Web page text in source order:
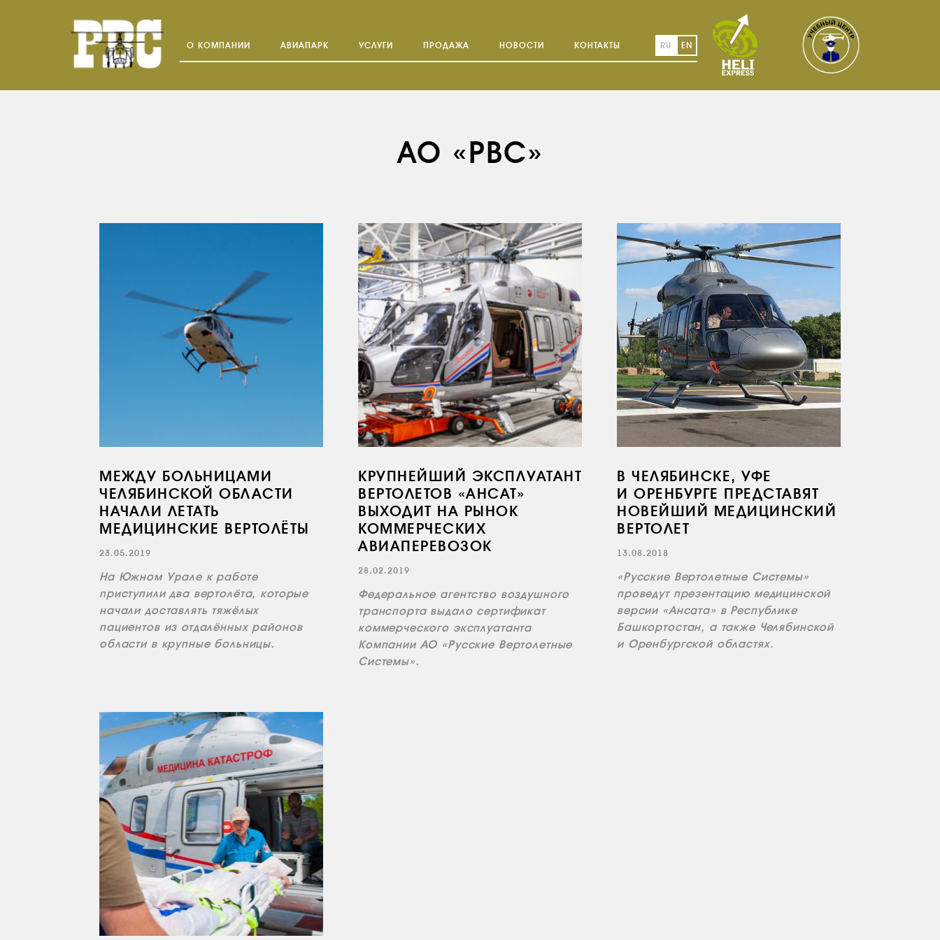
О КОМПАНИИ АВИАПАРК УСЛУГИ ПРОДАЖА НОВОСТИ КОНТАКТЫ RU EN
АО «РВС»
МЕЖДУ БОЛЬНИЦАМИ
ЧЕЛЯБИНСКОЙ ОБЛАСТИ
НАЧАЛИ ЛЕТАТЬ
МЕДИЦИНСКИЕ ВЕРТОЛЁТЫ
23.05.2019
На Южном Урале к работе
приступили два вертолёта, которые
начали доставлять тяжёлых
пациентов из отдалённых районов
области в крупные больницы.
КРУПНЕЙШИЙ ЭКСПЛУАТАНТ
ВЕРТОЛЕТОВ «АНСАТ»
ВЫХОДИТ НА РЫНОК
КОММЕРЧЕСКИХ
АВИАПЕРЕВОЗОК
28.02.2019
Федеральное агентство воздушного
транспорта выдало сертификат
коммерческого эксплуатанта
Компании АО «Русские Вертолетные
Системы».
В ЧЕЛЯБИНСКЕ, УФЕ
И ОРЕНБУРГЕ ПРЕДСТАВЯТ
НОВЕЙШИЙ МЕДИЦИНСКИЙ
ВЕРТОЛЕТ
13.08.2018
«Русские Вертолетные Системы»
проведут презентацию медицинской
версии «Ансата» в Республике
Башкортостан, а также Челябинской
и Оренбургской областях.